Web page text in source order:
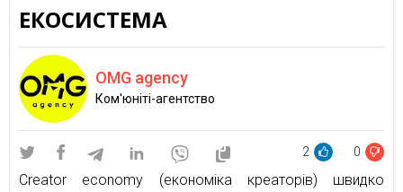
ЕКОСИСТЕМА
OMG agency
Ком'юніті-агентство
2 0
Creator economy (економіка креаторів) швидко